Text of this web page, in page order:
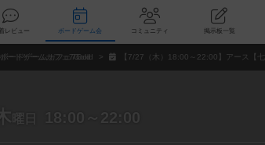
新着レビュー ボードゲーム会 コミュニティ
ボードゲームカフェ7Gold 【7/27（木）18:00～22:00】アース【七
曜日 18:00～22:00